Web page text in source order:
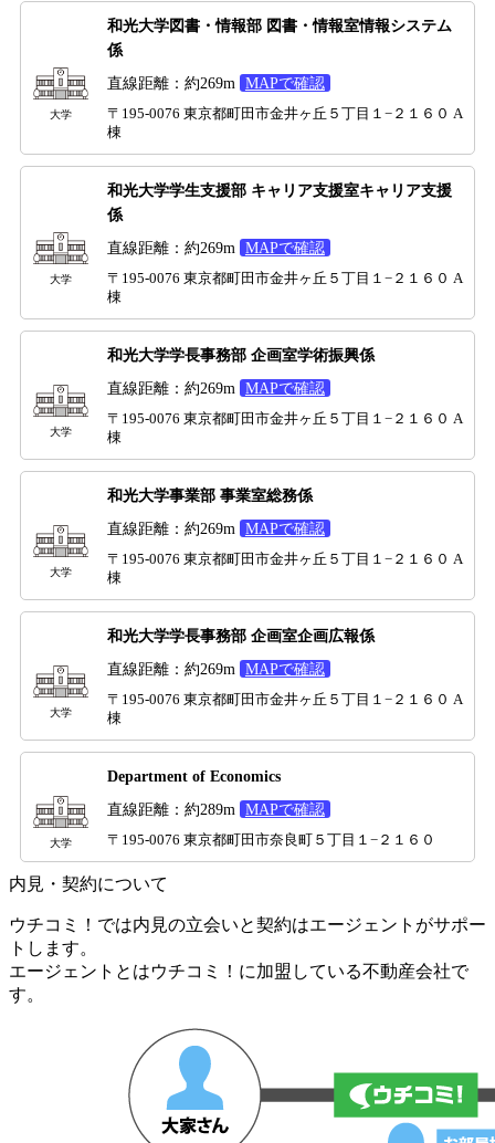
大学
和光大学図書・情報部 図書・情報室情報システム
係
直線距離：約269m
MAPで確認
〒195-0076 東京都町田市金井ヶ丘５丁目１−２１６０ A
棟
大学
和光大学学生支援部 キャリア支援室キャリア支援
係
直線距離：約269m
MAPで確認
〒195-0076 東京都町田市金井ヶ丘５丁目１−２１６０ A
棟
大学
和光大学学長事務部 企画室学術振興係
直線距離：約269m
MAPで確認
〒195-0076 東京都町田市金井ヶ丘５丁目１−２１６０ A
棟
大学
和光大学事業部 事業室総務係
直線距離：約269m
MAPで確認
〒195-0076 東京都町田市金井ヶ丘５丁目１−２１６０ A
棟
大学
和光大学学長事務部 企画室企画広報係
直線距離：約269m
MAPで確認
〒195-0076 東京都町田市金井ヶ丘５丁目１−２１６０ A
棟
大学
Department of Economics
直線距離：約289m
MAPで確認
〒195-0076 東京都町田市奈良町５丁目１−２１６０
内見・契約について
ウチコミ！では内見の立会いと契約はエージェントがサポー
トします。
エージェントとはウチコミ！に加盟している不動産会社で
す。